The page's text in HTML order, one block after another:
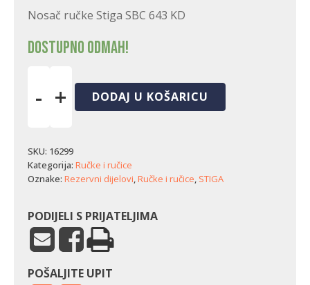
Nosač ručke Stiga SBC 643 KD
Dostupno odmah!
-
SBC
643
KD
+ DODAJ U KOŠARICU
SKU: 16299
Kategorija: Ručke i ručice
Oznake: Rezervni dijelovi,Ručke i ručice, STIGA
PODIJELI S PRIJATELJIMA
POŠALJITE UPIT